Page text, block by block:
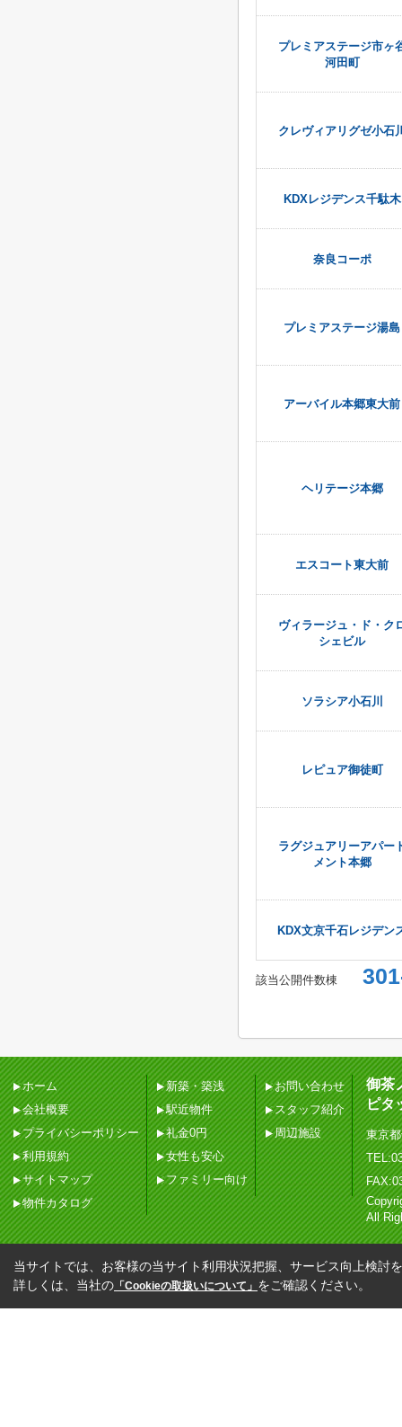
プレミアステージ市ヶ
河田町
クレヴィアリグゼ小石
KDXレジデンス千駄木
奈良コーポ
プレミアステージ湯島
アーバイル本郷東大前
ヘリテージ本郷
エスコート東大前
ヴィラージュ・ド・ク
シェビル
ソラシア小石川
レピュア御徒町
ラグジュアリーアパー
メント本郷
KDX文京千石レジデン
該当公開件数棟
ホーム
会社概要
プライバシーポリシー
利用規約
サイトマップ
物件カタログ
新築・築浅
駅近物件
礼金0円
女性も安心
ファミリー向け
お問い合わせ
スタッフ紹介
周辺施設
御茶
ピタ
東京
All
当サイトでは、お客様の当サイト利用状況把握、サービス向上検討
詳しくは、当社の 「Cookieの取扱いについて」 をご確認ください。